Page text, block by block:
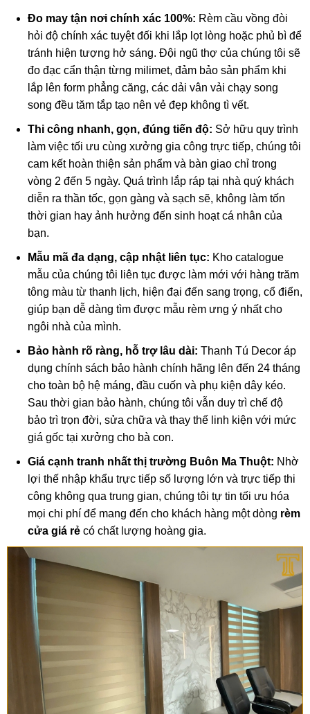
Đo may tận nơi chính xác 100%: Rèm cầu vồng đòi
hỏi độ chính xác tuyệt đối khi lắp lọt lòng hoặc phủ bì để
tránh hiện tượng hở sáng. Đội ngũ thợ của chúng tôi sẽ
đo đạc cẩn thận từng milimet, đảm bảo sản phẩm khi
lắp lên form phẳng căng, các dải vân vải chạy song
song đều tăm tắp tạo nên vẻ đẹp không tì vết.
Thi công nhanh, gọn, đúng tiến độ: Sở hữu quy trình
làm việc tối ưu cùng xưởng gia công trực tiếp, chúng tôi
cam kết hoàn thiện sản phẩm và bàn giao chỉ trong
vòng 2 đến 5 ngày. Quá trình lắp ráp tại nhà quý khách
diễn ra thần tốc, gọn gàng và sạch sẽ, không làm tốn
thời gian hay ảnh hưởng đến sinh hoạt cá nhân của
bạn.
Mẫu mã đa dạng, cập nhật liên tục: Kho catalogue
mẫu của chúng tôi liên tục được làm mới với hàng trăm
tông màu từ thanh lịch, hiện đại đến sang trọng, cổ điển,
giúp bạn dễ dàng tìm được mẫu rèm ưng ý nhất cho
ngôi nhà của mình.
Bảo hành rõ ràng, hỗ trợ lâu dài: Thanh Tú Decor áp
dụng chính sách bảo hành chính hãng lên đến 24 tháng
cho toàn bộ hệ máng, đầu cuốn và phụ kiện dây kéo.
Sau thời gian bảo hành, chúng tôi vẫn duy trì chế độ
bảo trì trọn đời, sửa chữa và thay thế linh kiện với mức
giá gốc tại xưởng cho bà con.
Giá cạnh tranh nhất thị trường Buôn Ma Thuột: Nhờ
lợi thế nhập khẩu trực tiếp số lượng lớn và trực tiếp thi
công không qua trung gian, chúng tôi tự tin tối ưu hóa
mọi chi phí để mang đến cho khách hàng một dòng rèm
cửa giá rẻ có chất lượng hoàng gia.